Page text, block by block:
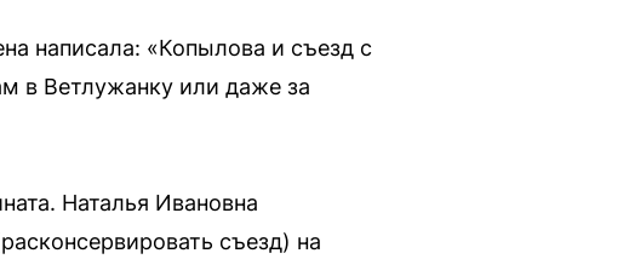
написала: «Копылова и съезд с
в Ветлужанку или даже за
Наталья Ивановна
съезд) на